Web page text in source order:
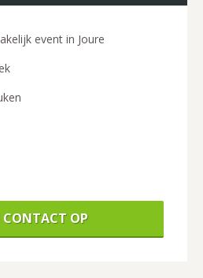
event in Joure
CONTACT OP